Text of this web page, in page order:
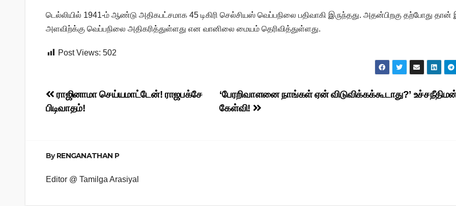
டெல்லியில் 1941-ம் ஆண்டு அதிகபட்சமாக 45 டிகிரி செல்சியஸ் வெப்பநிலை பதிவாகி இருந்தது. அதன்பிறகு தற்போது
அளவிற்க்கு வெப்பநிலை அதிகரித்துள்ளது என வானிலை மையம் தெரிவித்துள்ளது.
Post Views: 502
Post
navigation
‘பேரறிவாளனை நாங்கள் ஏன் விடுவிக்கக்கூடாது?’
கேள்வி!
ராஜினாமா செய்யமாட்டேன்! ராஜபக்சே
பிடிவாதம்!
ByRENGANATHAN P
Editor @ Tamilga Arasiyal